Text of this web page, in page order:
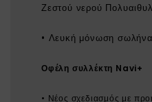
Ζεστού νερού
• Λευκή μόνωση
Οφέλη συλλέκτη Navi+
• Νέος σχεδιασμός με